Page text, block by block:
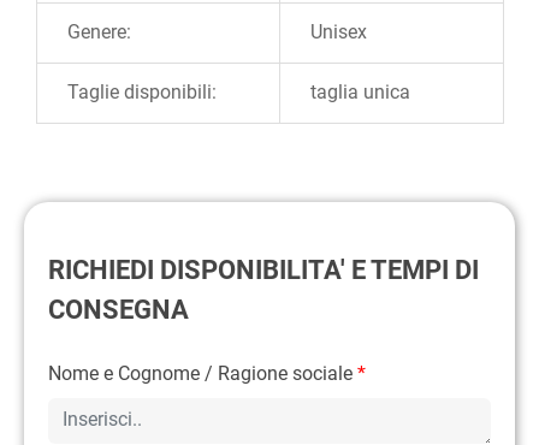
Genere: Unisex
Taglie disponibili: taglia unica
RICHIEDI DISPONIBILITA' E TEMPI DI
CONSEGNA
Nome e Cognome / Ragione sociale *